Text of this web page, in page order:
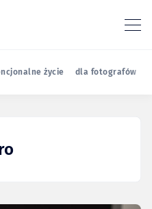
życie dla fotografów